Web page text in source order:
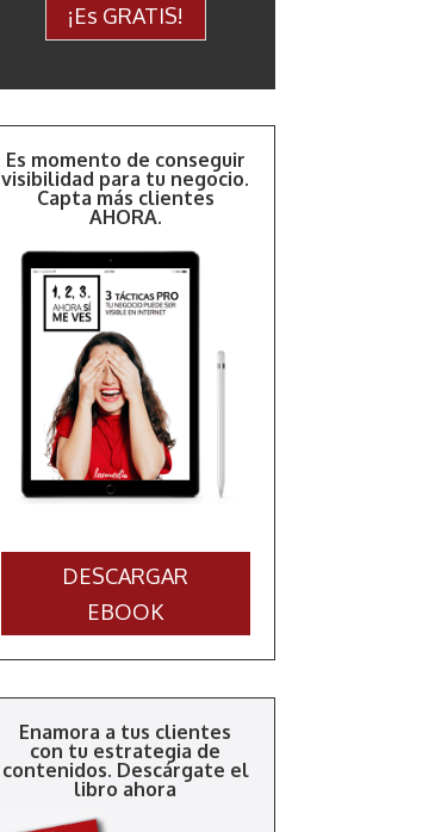
¡Es GRATIS!
Es momento de conseguir
visibilidad para tu negocio.
Capta más clientes
AHORA.
DESCARGAR
EBOOK
Enamora a tus clientes
con tu estrategia de
contenidos. Descárgate el
libro ahora